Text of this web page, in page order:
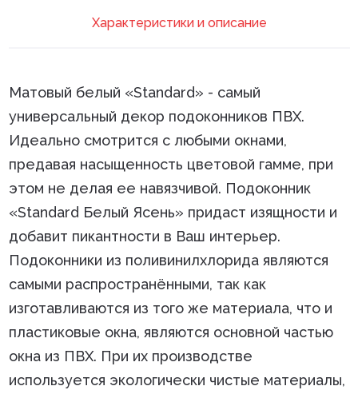
Xарактеристики и описание
Матовый белый «Standard» - самый
универсальный декор подоконников ПВХ.
Идеально смотрится с любыми окнами,
предавая насыщенность цветовой гамме, при
этом не делая ее навязчивой. Подоконник
«Standard Белый Ясень» придаст изящности и
добавит пикантности в Ваш интерьер.
Подоконники из поливинилхлорида являются
самыми распространёнными, так как
изготавливаются из того же материала, что и
пластиковые окна, являются основной частью
окна из ПВХ. При их производстве
используется экологически чистые материалы,